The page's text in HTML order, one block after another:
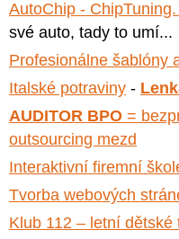
AutoChip -
své auto, tady to umí...
Profesionálne šablóny
Italské potraviny -
AUDITOR BPO =
outsourcing mezd
Interaktivní firemní
Tvorba webových
Klub 112 – letní dětské